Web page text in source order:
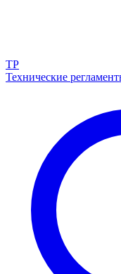
ТР
Технические